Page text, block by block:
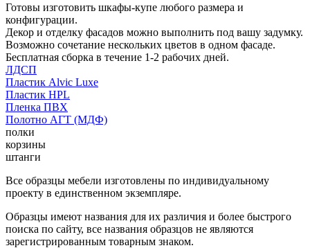
Готовы изготовить шкафы-купе любого размера и
конфигурации.
Декор и отделку фасадов можно выполнить под вашу задумку.
Возможно сочетание нескольких цветов в одном фасаде.
Бесплатная сборка в течение 1-2 рабочих дней.
ЛДСП
Пластик Alvic Luxe
Пластик HPL
Пленка ПВХ
Полотно АГТ (МДФ)
полки
корзины
штанги
Все образцы мебели изготовлены по индивидуальному
проекту в единственном экземпляре.
Образцы имеют названия для их различия и более быстрого
поиска по сайту, все названия образцов не являются
зарегистрированным товарным знаком.